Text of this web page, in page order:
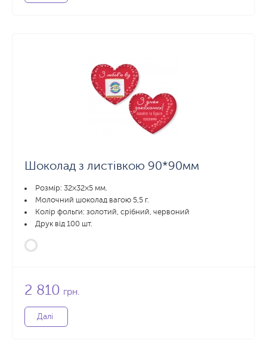
Шоколад з листівкою 90*90мм
Розмір: 32×32×5 мм.
Молочний шоколад вагою 5,5 г.
Колір фольги: золотий, срібний, червоний
Друк від 100 шт.
2 810 грн.
Далі